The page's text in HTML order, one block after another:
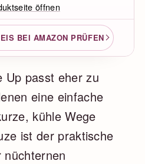
öffnen
BEI AMAZON PRÜFEN
Up passt eher zu
eine einfache
kühle Wege
ist der praktische